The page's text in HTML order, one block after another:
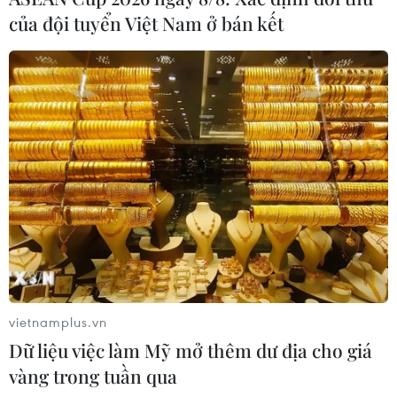
Cai
07/08/2026 02:37
Thời tiết ngày 7/8: Bắc Bộ và Bắc
Trung Bộ giảm mưa về đêm, cục bộ
có mưa to
06/08/2026 23:15
Kế hoạch hành động phòng, chống
bão, lũ, thiên tai cực đoan và biến đổi
khí hậu
06/08/2026 23:00
Xem thêm
của đội tuyển Việt Nam ở bán kết
vietnamplus.vn
Dữ liệu việc làm Mỹ mở thêm dư địa cho giá
vàng trong tuần qua